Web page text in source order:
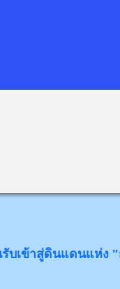
นแดนแห่ง "ส้มเกลี้